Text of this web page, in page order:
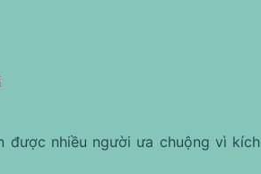
được nhiều người ưa chuộng vì kích